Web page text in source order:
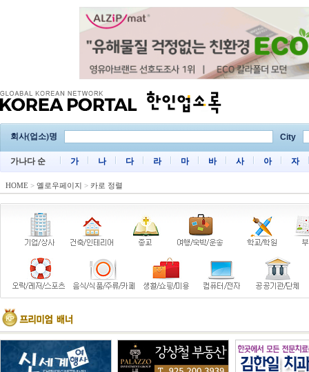
회사(업소)명 City
가나다 순 가 나 다 라 마 바 사 아 자
HOME > 옐로우페이지 > 카로 정렬